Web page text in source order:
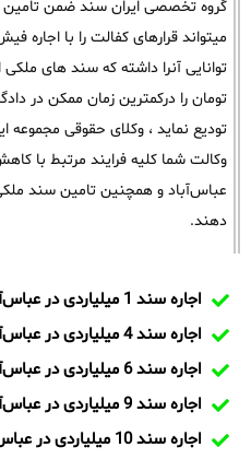
گروه تخصصی ایران سند ضمن تامین
میتواند قرارهای کفالت را با اجاره
تومان را درکمترین زمان ممکن در
تودیع نماید ، وکلای حقوقی
وکالت شما کلیه فرایند مرتبط با
عباس‌آباد و همچنین تامین سند
دهند.
اجاره سند 1 میلیاردی در عباس‌آباد
اجاره سند 4 میلیاردی در عباس‌آباد
اجاره سند 6 میلیاردی در عباس‌آباد
اجاره سند 9 میلیاردی در عباس‌آباد
اجاره سند 10 میلیاردی در عباس‌آباد